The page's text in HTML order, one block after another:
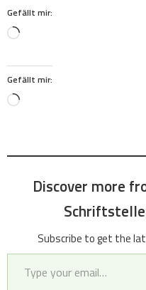
Gefällt mir:
Loading…
Gefällt mir:
Loading…
Discover more
Subscribe to get the
Type your email…